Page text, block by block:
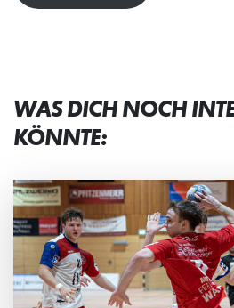
WAS DICH NOCH
KÖNNTE: